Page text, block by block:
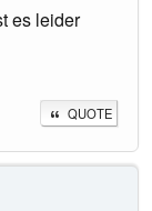
es leider
QUOTE